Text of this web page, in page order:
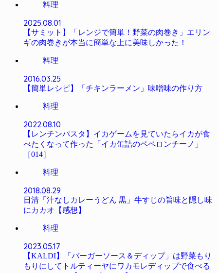
料理
2025.08.01
【サミット】「レンジで簡単！野菜の肉巻き」エリン
ギの肉巻きが本当に簡単な上に美味しかった！
料理
2016.03.25
【簡単レシピ】「チキンラーメン」味噌味の作り方
料理
2022.08.10
【レンチンパスタ】イカゲームを見ていたらイカが食
べたくなって作った「イカ缶詰のペペロンチーノ」
［014］
料理
2018.08.29
日清「汁なしカレーうどん 黒」牛すじの旨味と隠し味
にカカオ【感想】
料理
2023.05.17
【KALDI】「バーガーソース＆ディップ」は野菜もり
もりにしてトルティーヤにワカモレディップで食べる